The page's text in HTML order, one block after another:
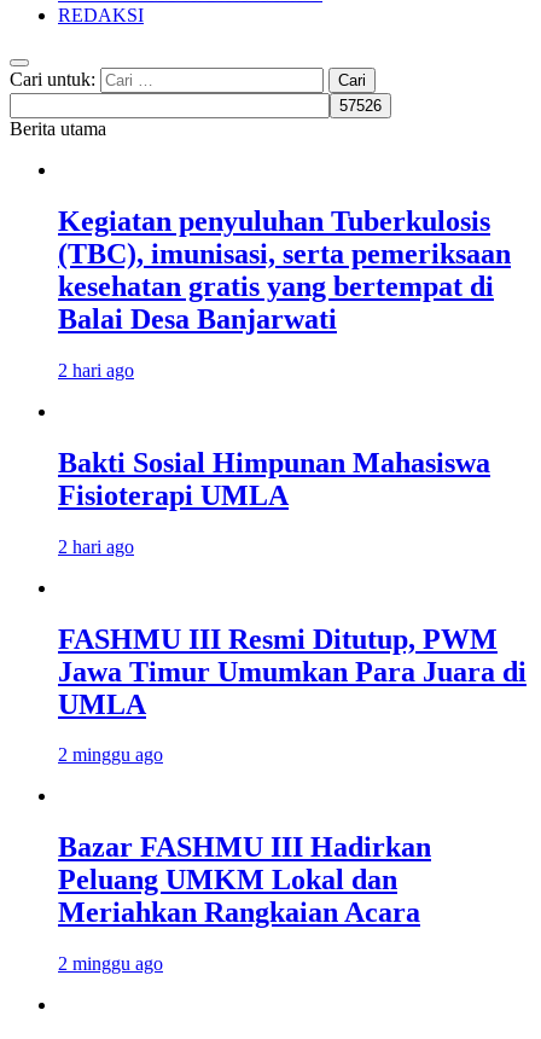
REDAKSI
Cari untuk:
Berita utama
Kegiatan penyuluhan Tuberkulosis
(TBC), imunisasi, serta pemeriksaan
kesehatan gratis yang bertempat di
Balai Desa Banjarwati
2 hari ago
Bakti Sosial Himpunan Mahasiswa
Fisioterapi UMLA
2 hari ago
FASHMU III Resmi Ditutup, PWM
Jawa Timur Umumkan Para Juara di
UMLA
2 minggu ago
Bazar FASHMU III Hadirkan
Peluang UMKM Lokal dan
Meriahkan Rangkaian Acara
2 minggu ago